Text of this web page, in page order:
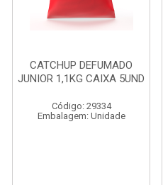
CATCHUP DEFUMADO
JUNIOR 1,1KG CAIXA 5UND
Código: 29334
Embalagem: Unidade